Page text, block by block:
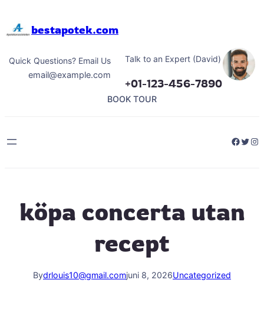
bestapotek.com
Quick Questions? Email Us
email@example.com
Talk to an Expert (David)
+01-123-456-7890
BOOK TOUR
köpa concerta utan
recept
Bydrlouis10@gmail.comjuni 8, 2026Uncategorized